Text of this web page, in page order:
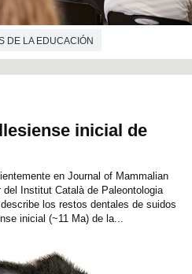
DE LA EDUCACIÓN
inicial de
en Journal of Mammalian
Institut Català de Paleontologia
los restos dentales de suidos
inicial (~11 Ma) de la...